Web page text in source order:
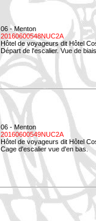
06 - Menton
20160600548NUC2A
Hôtel de voyageurs dit Hôtel
Départ de l'escalier. Vue de
06 - Menton
20160600549NUC2A
Hôtel de voyageurs dit Hôtel
Cage d'escalier vue d'en bas.